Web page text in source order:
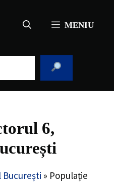
MENIU
6,
București » Populație